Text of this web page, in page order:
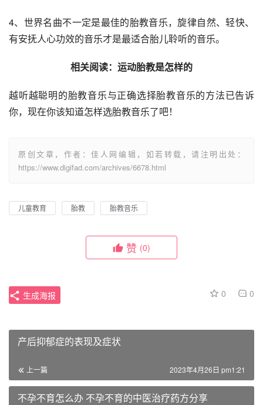
4、世界名曲不一定是最佳的胎教音乐，旋律自然、轻快、
有安抚人心功效的音乐才是最适合胎儿聆听的音乐。
相关阅读：运动胎教是怎样的
越听越聪明的胎教音乐与正确选择胎教音乐的方法已告诉
你，现在你该知道怎样选胎教音乐了吧！
原创文章，作者：佳人网编辑，如若转载，请注明出处：
https://www.digifad.com/archives/6678.html
儿童教育 胎教 胎教音乐
赞 (0)
0 0
生成海报
产后抑郁症的表现及症状
上一篇 2023年4月26日 pm1:21
不孕不育怎么办 不孕不育的中医治疗药方分享